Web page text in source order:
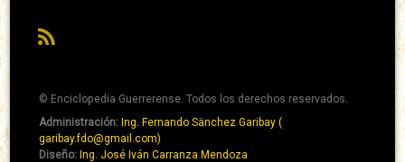
RSS
© Enciclopedia Guerrerense. Todos los derechos reservados.
Pie
de
Administración:Ing. Fernando Sänchez Garibay (
garibay.fdo@gmail.com)
Diseño:Ing. José Iván Carranza Mendoza